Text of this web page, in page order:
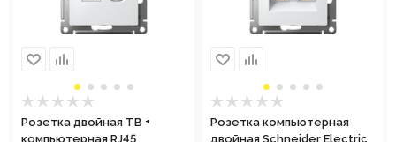
Розетка двойная ТВ +
компьютерная RJ45
Розетка компьютерная
двойная Schneider Electric